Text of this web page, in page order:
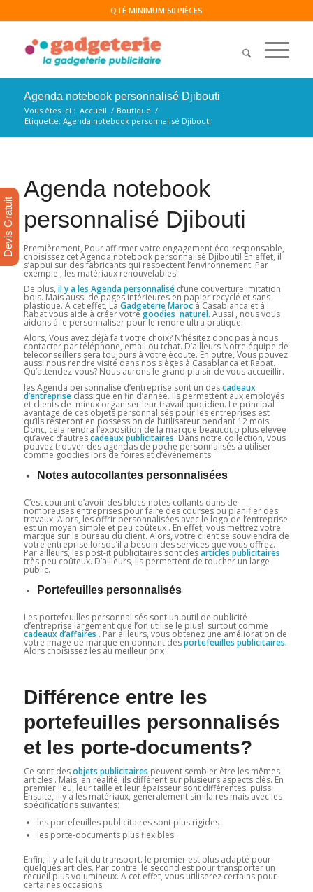
QTÉ MINIMUM 50 PIÈCES
Agenda notebook personnalisé Djibouti
Vous êtes ici : Accueil / Boutique /
Etiquette: Agenda notebook personnalisé Djibouti
Agenda notebook
personnalisé Djibouti
Premièrement, Pour affirmer votre engagement éco-responsable,
choisissez cet Agenda notebook personnalisé Djibouti! En effet, il
s’appui sur des fabricants qui respectent l’environnement. Par
exemple , les matériaux renouvelables!
De plus, il y a les Agenda personnaliséd’une couverture imitation
bois. Mais aussi de pages intérieures en papier recyclé et sans
plastique. A cet effet, La Gadgeterie Marocà Casablanca et à
Rabat vous aide à créer votregoodies naturel. Aussi , nous vous
aidons à le personnaliser pour le rendre ultra pratique.
Alors, Vous avez déjà fait votre choix? N’hésitez donc pas à nous
contacter par téléphone, email ou tchat. D’ailleurs Notre équipe de
téléconseillers sera toujours à votre écoute. En outre, Vous pouvez
aussi nous rendre visite dans nos sièges à Casablanca et Rabat.
Qu’attendez-vous? Nous aurons le grand plaisir de vous accueillir.
les Agenda personnalisé d’entreprise sont un descadeaux
d’entrepriseclassique en fin d’année. Ils permettent aux employés
et clients de mieux organiser leur travail quotidien. Le principal
avantage de ces objets personnalisés pour les entreprises est
qu’ils resteront en possession de l’utilisateur pendant 12 mois.
Donc, cela rendra l’exposition de la marque beaucoup plus élevée
qu’avec d’autrescadeaux publicitaires. Dans notre collection, vous
pouvez trouver des agendas de poche personnalisés à utiliser
comme goodies lors de foires et d’événements.
Notes autocollantes personnalisées
C’est courant d’avoir des blocs-notes collants dans de
nombreuses entreprises pour faire des courses ou planifier des
travaux. Alors, les offrir personnalisées avec le logo de l’entreprise
est un moyen simple et peu coûteux . En effet, vous mettrez votre
marque sur le bureau du client. Alors, votre client se souviendra de
votre entreprise lorsqu’il a besoin des services que vous offrez.
Par ailleurs, les post-it publicitaires sont desarticles publicitaires
très peu coûteux. D’ailleurs, ils permettent de toucher un large
public.
Portefeuilles personnalisés
Les portefeuilles personnalisés sont un outil de publicité
d’entreprise largement que l’on utilise le plus! surtout comme
cadeaux d’affaires . Par ailleurs, vous obtenez une amélioration de
votre image de marque en donnant desportefeuilles publicitaires.
Alors choisissez les au meilleur prix
Différence entre les
portefeuilles personnalisés
et les porte-documents?
Ce sont desobjets publicitaires peuvent sembler être les mêmes
articles . Mais, en réalité, ils diffèrent sur plusieurs aspects clés. En
premier lieu, leur taille et leur épaisseur sont différentes. puiss.
Ensuite, il y a les matériaux, généralement similaires mais avec les
spécifications suivantes:
les portefeuilles publicitaires sont plus rigides
les porte-documents plus flexibles.
Enfin, il y a le fait du transport. le premier est plus adapté pour
quelques articles. Par contre le second est pour transporter un
recueil plus volumineux. A cet effet, vous utiliserez certains pour
certaines occasions
Devis Gratuit